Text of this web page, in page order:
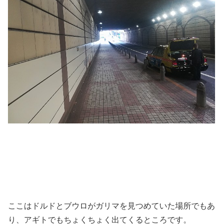
ここはドルドとブウロがガリマを見つめていた場所でもあ
り、アギトでもちょくちょく出てくるところです。